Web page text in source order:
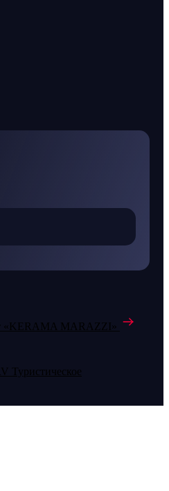
«KERAMA MARAZZI»
Туристическое